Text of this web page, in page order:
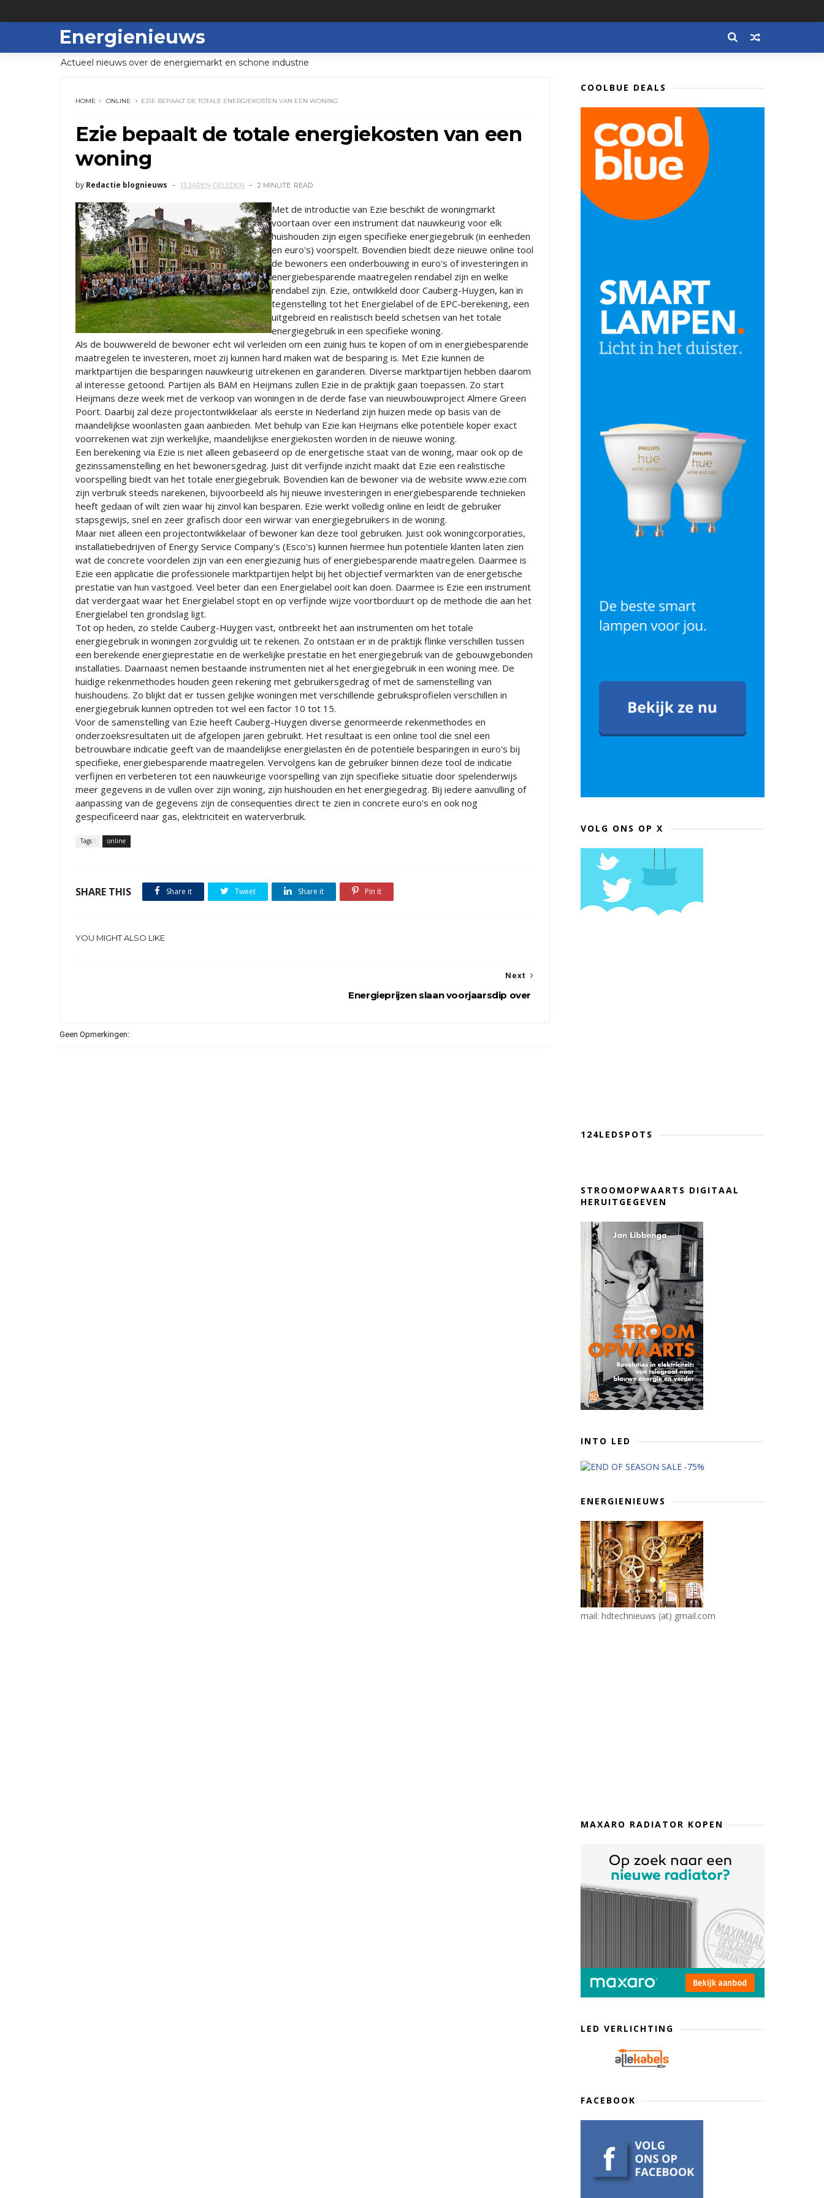
Energienieuws
Actueel nieuws over de energiemarkt en schone industrie
HOME ONLINE EZIE BEPAALT DE TOTALE ENERGIEKOSTEN VAN EEN WONING
Ezie bepaalt de totale energiekosten van een
woning
by Redactie blognieuws 13 JAREN GELEDEN 2 MINUTE READ
Met de introductie van Ezie beschikt de woningmarkt
voortaan over een instrument dat nauwkeurig voor elk
huishouden zijn eigen specifieke energiegebruik (in eenheden
en euro's) voorspelt. Bovendien biedt deze nieuwe online tool
de bewoners een onderbouwing in euro's of investeringen in
energiebesparende maatregelen rendabel zijn en welke
rendabel zijn. Ezie, ontwikkeld door Cauberg-Huygen, kan in
tegenstelling tot het Energielabel of de EPC-berekening, een
uitgebreid en realistisch beeld schetsen van het totale
energiegebruik in een specifieke woning.
Als de bouwwereld de bewoner echt wil verleiden om een zuinig huis te kopen of om in energiebesparende
maatregelen te investeren, moet zij kunnen hard maken wat de besparing is. Met Ezie kunnen de
marktpartijen die besparingen nauwkeurig uitrekenen en garanderen. Diverse marktpartijen hebben daarom
al interesse getoond. Partijen als BAM en Heijmans zullen Ezie in de praktijk gaan toepassen. Zo start
Heijmans deze week met de verkoop van woningen in de derde fase van nieuwbouwproject Almere Green
Poort. Daarbij zal deze projectontwikkelaar als eerste in Nederland zijn huizen mede op basis van de
maandelijkse woonlasten gaan aanbieden. Met behulp van Ezie kan Heijmans elke potentiële koper exact
voorrekenen wat zijn werkelijke, maandelijkse energiekosten worden in de nieuwe woning.
Een berekening via Ezie is niet alleen gebaseerd op de energetische staat van de woning, maar ook op de
gezinssamenstelling en het bewonersgedrag. Juist dit verfijnde inzicht maakt dat Ezie een realistische
voorspelling biedt van het totale energiegebruik. Bovendien kan de bewoner via de website www.ezie.com
zijn verbruik steeds narekenen, bijvoorbeeld als hij nieuwe investeringen in energiebesparende technieken
heeft gedaan of wilt zien waar hij zinvol kan besparen. Ezie werkt volledig online en leidt de gebruiker
stapsgewijs, snel en zeer grafisch door een wirwar van energiegebruikers in de woning.
Maar niet alleen een projectontwikkelaar of bewoner kan deze tool gebruiken. Juist ook woningcorporaties,
installatiebedrijven of Energy Service Company's (Esco's) kunnen hiermee hun potentiële klanten laten zien
wat de concrete voordelen zijn van een energiezuinig huis of energiebesparende maatregelen. Daarmee is
Ezie een applicatie die professionele marktpartijen helpt bij het objectief vermarkten van de energetische
prestatie van hun vastgoed. Veel beter dan een Energielabel ooit kan doen. Daarmee is Ezie een instrument
dat verdergaat waar het Energielabel stopt en op verfijnde wijze voortborduurt op de methode die aan het
Energielabel ten grondslag ligt.
Tot op heden, zo stelde Cauberg-Huygen vast, ontbreekt het aan instrumenten om het totale
energiegebruik in woningen zorgvuldig uit te rekenen. Zo ontstaan er in de praktijk flinke verschillen tussen
een berekende energieprestatie en de werkelijke prestatie en het energiegebruik van de gebouwgebonden
installaties. Daarnaast nemen bestaande instrumenten niet al het energiegebruik in een woning mee. De
huidige rekenmethodes houden geen rekening met gebruikersgedrag of met de samenstelling van
huishoudens. Zo blijkt dat er tussen gelijke woningen met verschillende gebruiksprofielen verschillen in
energiegebruik kunnen optreden tot wel een factor 10 tot 15.
Voor de samenstelling van Ezie heeft Cauberg-Huygen diverse genormeerde rekenmethodes en
onderzoeksresultaten uit de afgelopen jaren gebruikt. Het resultaat is een online tool die snel een
betrouwbare indicatie geeft van de maandelijkse energielasten én de potentiële besparingen in euro's bij
specifieke, energiebesparende maatregelen. Vervolgens kan de gebruiker binnen deze tool de indicatie
verfijnen en verbeteren tot een nauwkeurige voorspelling van zijn specifieke situatie door spelenderwijs
meer gegevens in de vullen over zijn woning, zijn huishouden en het energiegedrag. Bij iedere aanvulling of
aanpassing van de gegevens zijn de consequenties direct te zien in concrete euro’s en ook nog
gespecificeerd naar gas, elektriciteit en waterverbruik.
Tags : online
SHARE THIS Share it Tweet Share it Pin it
YOU MIGHT ALSO LIKE
Next
Energieprijzen slaan voorjaarsdip over
Geen Opmerkingen:
COOLBUE DEALS
VOLG ONS OP X
124LEDSPOTS
STROOMOPWAARTS DIGITAAL
HERUITGEGEVEN
INTO LED
ENERGIENIEUWS
mail: hdtechnieuws (at) gmail.com
MAXARO RADIATOR KOPEN
LED VERLICHTING
FACEBOOK